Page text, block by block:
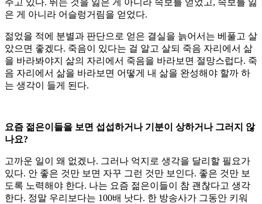
주고 있다. 뛰는 것을 잃은 게 아니라 속보를 얻었고, 속보를 잃
은 게 아니라 어슬렁거림을 얻었다.
젊었을 적에 분별과 판단으로 얻은 결실을 늙어서는 베풀고 살
았으면 좋겠다. 죽음이 있다는 걸 알고 살되 죽음 자리에서 삶
을 바라봐야지 삶의 자리에서 죽음을 바라보면 절망스럽다. 죽
음 자리에서 삶을 바라보면 어떻게 내 삶을 완성해야 할까 하
는 생각이 들게 된다.
요즘 젊은이들을 보면 섭섭하거나 기분이 상하거나 그러지 않
나요?
고까운 일이 왜 없겠나. 그러나 억지로 생각을 달리할 필요가
있다. 안 좋은 것만 보면 자꾸 그런 것만 보인다. 좋은 것만 보
도록 노력해야 한다. 나는 요즘 젊은이들이 참 괜찮다고 생각
한다. 정말 우리보다는 100배 낫다. 한 방송사가 그동안 키워